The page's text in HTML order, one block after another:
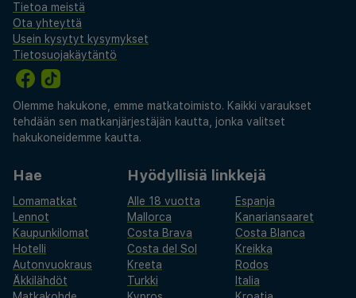
Tietoa meistä
Ota yhteyttä
Usein kysytyt kysymykset
Tietosuojakäytäntö
Olemme hakukone, emme matkatoimisto. Kaikki varaukset
tehdään sen matkanjärjestäjän kautta, jonka valitset
hakukoneidemme kautta.
Hae
Lomamatkat
Lennot
Kaupunkilomat
Hotelli
Autonvuokraus
Äkkilähdöt
Hyödyllisiä linkkejä
Alle 18 vuotta
Espanja
Mallorca
Kanariansaaret
Costa Brava
Costa Blanca
Costa del Sol
Kreikka
Kreeta
Rodos
Turkki
Italia